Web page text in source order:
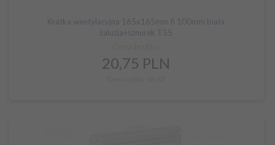
Kratka wentylacyjna 165x165mm fi 100mm biała
żaluzja+sznurek T55
20,75 PLN